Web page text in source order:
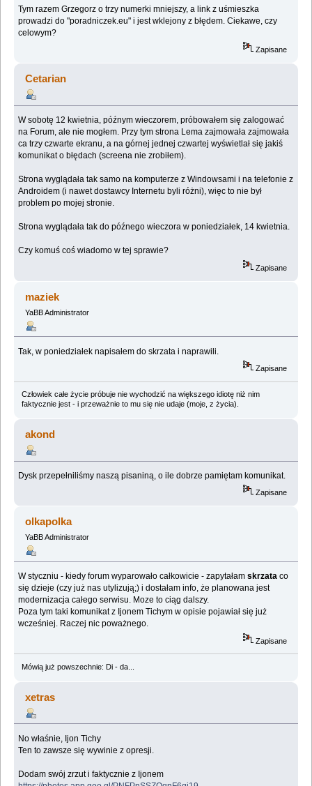
Tym razem Grzegorz o trzy numerki mniejszy, a link z uśmieszka
prowadzi do "poradniczek.eu" i jest wklejony z błędem. Ciekawe, czy
celowym?
Zapisane
Cetarian
W sobotę 12 kwietnia, późnym wieczorem, próbowałem się zalogować
na Forum, ale nie mogłem. Przy tym strona Lema zajmowała zajmowała
ca trzy czwarte ekranu, a na górnej jednej czwartej wyświetlał się jakiś
komunikat o błędach (screena nie zrobiłem).
Strona wyglądała tak samo na komputerze z Windowsami i na telefonie z
Androidem (i nawet dostawcy Internetu byli różni), więc to nie był
problem po mojej stronie.
Strona wyglądała tak do późnego wieczora w poniedziałek, 14 kwietnia.
Czy komuś coś wiadomo w tej sprawie?
Zapisane
maziek
YaBB Administrator
Tak, w poniedziałek napisałem do skrzata i naprawili.
Zapisane
Człowiek całe życie próbuje nie wychodzić na większego idiotę niż nim
faktycznie jest - i przeważnie to mu się nie udaje (moje, z życia).
akond
Dysk przepełniliśmy naszą pisaniną, o ile dobrze pamiętam komunikat.
Zapisane
olkapolka
YaBB Administrator
W styczniu - kiedy forum wyparowało całkowicie - zapytałamskrzata co
się dzieje (czy już nas utylizują;) i dostałam info, że planowana jest
modernizacja całego serwisu. Moze to ciąg dalszy.
Poza tym taki komunikat z Ijonem Tichym w opisie pojawiał się już
wcześniej. Raczej nic poważnego.
Zapisane
Mówią już powszechnie: Di - da...
xetras
No właśnie, Ijon Tichy
Ten to zawsze się wywinie z opresji.
Dodam swój zrzut i faktycznie z Ijonem